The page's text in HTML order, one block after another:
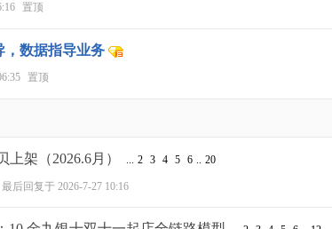
置顶
，数据指导业务
置顶
架（2026.6月） ... 2 3 4 5 6 .. 20
最后回复于 2026-7-27 10:16